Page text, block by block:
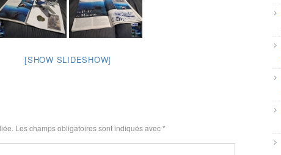
[SHOW SLIDESHOW]
Les champs obligatoires sont indiqués avec*